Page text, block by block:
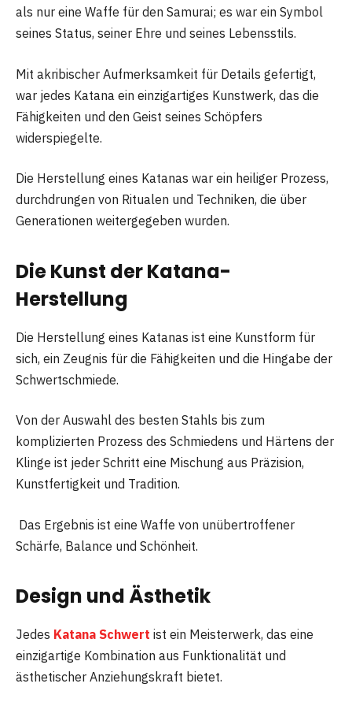
als nur eine Waffe für den Samurai; es war ein Symbol
seines Status, seiner Ehre und seines Lebensstils.
Mit akribischer Aufmerksamkeit für Details gefertigt,
war jedes Katana ein einzigartiges Kunstwerk, das die
Fähigkeiten und den Geist seines Schöpfers
widerspiegelte.
Die Herstellung eines Katanas war ein heiliger Prozess,
durchdrungen von Ritualen und Techniken, die über
Generationen weitergegeben wurden.
Die Kunst der Katana-
Herstellung
Die Herstellung eines Katanas ist eine Kunstform für
sich, ein Zeugnis für die Fähigkeiten und die Hingabe der
Schwertschmiede.
Von der Auswahl des besten Stahls bis zum
komplizierten Prozess des Schmiedens und Härtens der
Klinge ist jeder Schritt eine Mischung aus Präzision,
Kunstfertigkeit und Tradition.
Das Ergebnis ist eine Waffe von unübertroffener
Schärfe, Balance und Schönheit.
Design und Ästhetik
Jedes Katana Schwert ist ein Meisterwerk, das eine
einzigartige Kombination aus Funktionalität und
ästhetischer Anziehungskraft bietet.